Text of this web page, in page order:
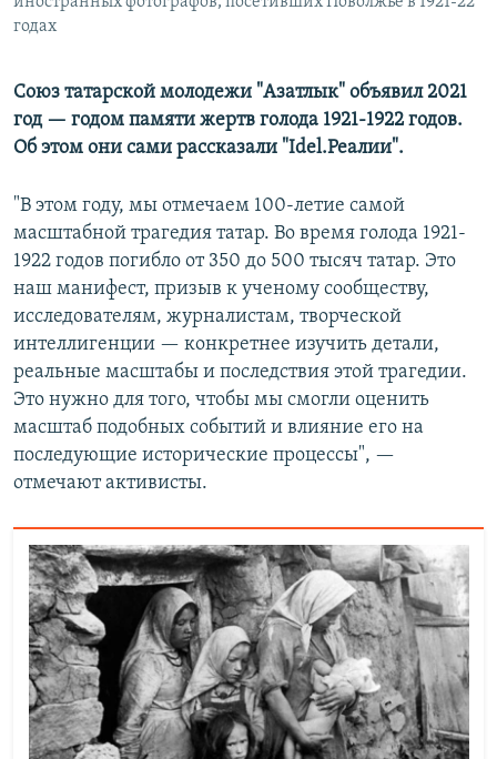
годах
Союз татарской молодежи "Азатлык" объявил 2021
год — годом памяти жертв голода 1921-1922 годов.
Об этом они сами рассказали "Idel.Реалии".
"В этом году, мы отмечаем 100-летие самой
масштабной трагедия татар. Во время голода 1921-
1922 годов погибло от 350 до 500 тысяч татар. Это
наш манифест, призыв к ученому сообществу,
исследователям, журналистам, творческой
интеллигенции — конкретнее изучить детали,
реальные масштабы и последствия этой трагедии.
Это нужно для того, чтобы мы смогли оценить
масштаб подобных событий и влияние его на
последующие исторические процессы", —
отмечают активисты.